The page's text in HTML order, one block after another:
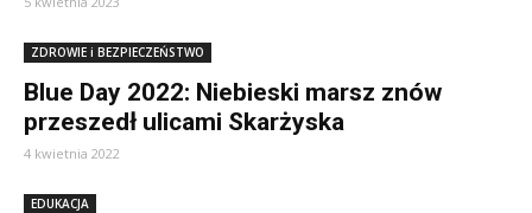
ZDROWIE i BEZPIECZEŃSTWO
Blue Day 2022: Niebieski marsz znów
przeszedł ulicami Skarżyska
4 kwietnia 2022
EDUKACJA